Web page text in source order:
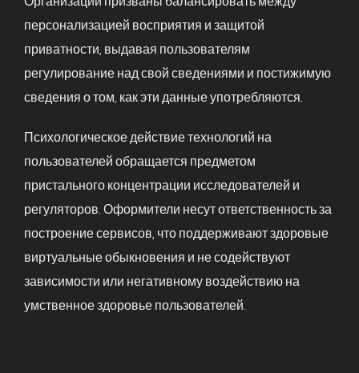
персонализацией восприятия и защитой
приватности, выдавая пользователям
регулирование над свой сведениями и постижимую
сведения о том, как эти данные употребляются.
Психологическое действие технологий на
пользователей обращается предметом
пристального концентрации исследователей и
регуляторов. Оформители несут ответственность за
построение сервисов, что поддерживают здоровые
виртуальные обыкновения и не содействуют
зависимости или негативному воздействию на
умственное здоровье пользователей.